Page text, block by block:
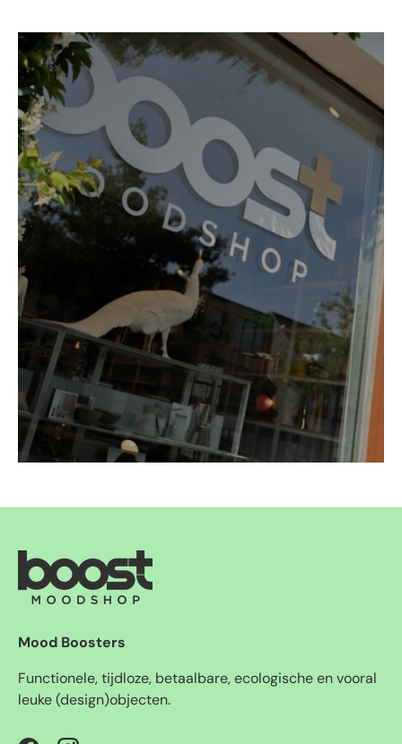
Mood Boosters
Functionele, tijdloze, betaalbare, ecologische en vooral
leuke (design)objecten.